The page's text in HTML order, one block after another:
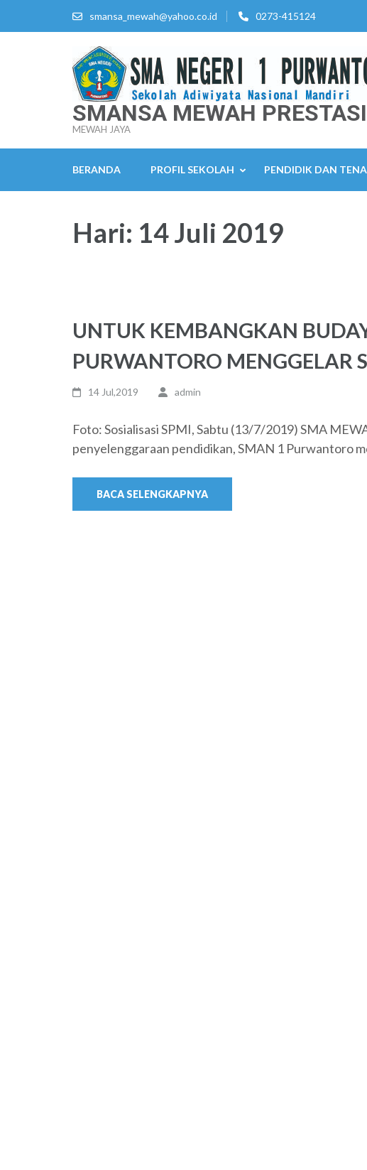
smansa_mewah@yahoo.co.id 0273-415124
SMANSA MEWAH
MEWAH JAYA
BERANDA PROFIL SEKOLAH PENDIDIK DAN
Hari: 14 Juli 2019
UNTUK KEMBANGKAN
PURWANTORO MENGGELAR
14 Jul,2019 admin
Foto: Sosialisasi SPMI, Sabtu (13/7/2019) SMA
penyelenggaraan pendidikan, SMAN 1 Purwantoro
BACA SELENGKAPNYA